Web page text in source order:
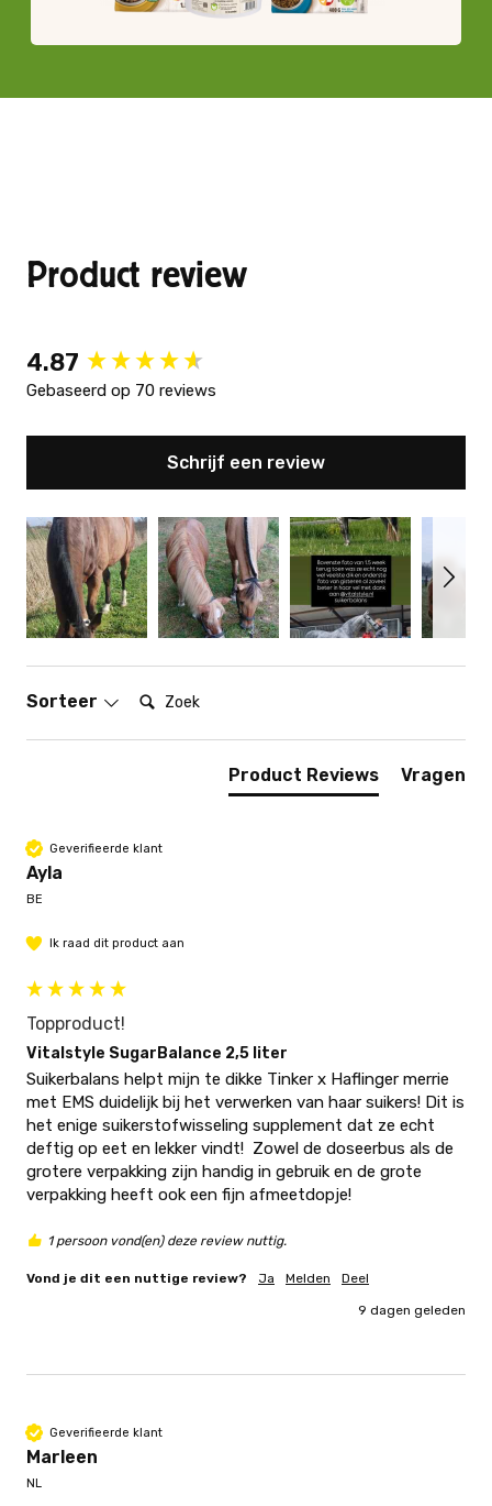
Product review
4.87
Gebaseerd op 70 reviews
Schrijf een review
Sorteer Zoek:
Product Reviews Vragen
Geverifieerde klant
Ayla
BE
Ik raad dit product aan
Topproduct!
Vitalstyle SugarBalance 2,5 liter
Suikerbalans helpt mijn te dikke Tinker x Haflinger merrie
met EMS duidelijk bij het verwerken van haar suikers! Dit is
het enige suikerstofwisseling supplement dat ze echt
deftig op eet en lekker vindt!  Zowel de doseerbus als de
grotere verpakking zijn handig in gebruik en de grote
verpakking heeft ook een fijn afmeetdopje!
1 persoon vond(en) deze review nuttig.
Vond je dit een nuttige review? Ja Melden Deel
9 dagen geleden
Geverifieerde klant
Marleen
NL
New content loaded